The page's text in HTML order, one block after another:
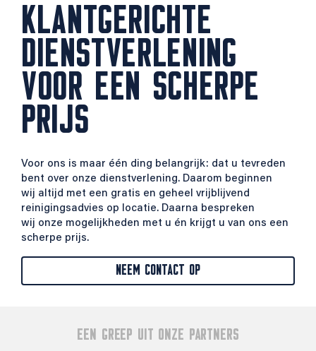
KLANTGERICHTE
DIENSTVERLENING
VOOR EEN SCHERPE
PRIJS
Voor ons is maar één ding belangrijk: dat u tevreden
bent over onze dienstverlening. Daarom beginnen
wij altijd met een gratis en geheel vrijblijvend
reinigingsadvies op locatie. Daarna bespreken
wij onze mogelijkheden met u én krijgt u van ons een
scherpe prijs.
NEEM CONTACT OP
EEN GREEP UIT ONZE PARTNERS